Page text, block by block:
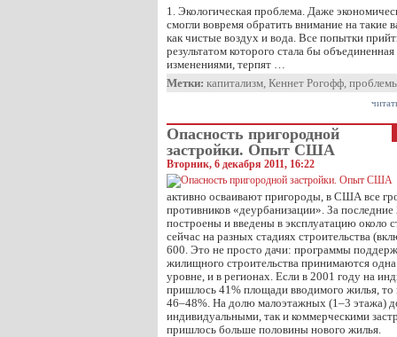
1. Экологическая проблема. Даже
смогли вовремя обратить внимание на такие
как чистые воздух и вода. Все попытки
результатом которого стала бы
изменениями, терпят …
Метки: капитализм, Кеннет Рогофф,
Опасность пригородной
застройки. Опыт США
Вторник, 6 декабря 2011, 16:22
активно осваивают пригороды, в США все
противников «деурбанизации». За
построены и введены в эксплуатацию около
сейчас на разных стадиях строительства
600. Это не просто дачи: программы
жилищного строительства принимаются
уровне, и в регионах. Если в 2001 году на
пришлось 41% площади вводимого жилья,
46–48%. На долю малоэтажных (1–3 этажа)
индивидуальными, так и коммерческими
пришлось больше половины нового жилья.